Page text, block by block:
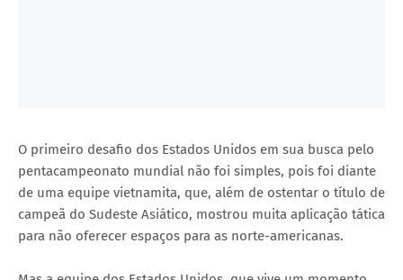
O primeiro desafio dos Estados Unidos em sua busca pelo
pentacampeonato mundial não foi simples, pois foi diante
de uma equipe vietnamita, que, além de ostentar o título de
campeã do Sudeste Asiático, mostrou muita aplicação tática
para não oferecer espaços para as norte-americanas.